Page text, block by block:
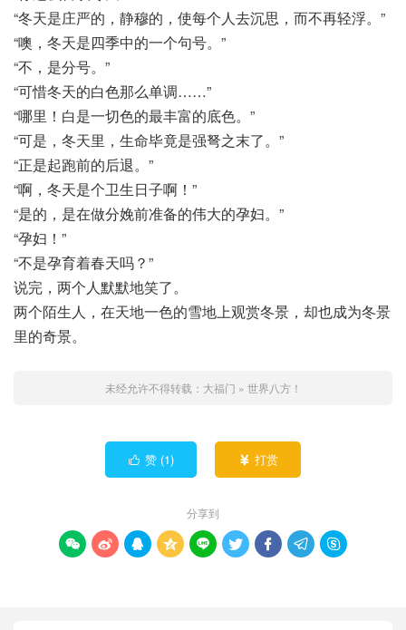
“冬天是庄严的，静穆的，使每个人去沉思，而不再轻浮。”
“噢，冬天是四季中的一个句号。”
“不，是分号。”
“可惜冬天的白色那么单调……”
“哪里！白是一切色的最丰富的底色。”
“可是，冬天里，生命毕竟是强弩之末了。”
“正是起跑前的后退。”
“啊，冬天是个卫生日子啊！”
“是的，是在做分娩前准备的伟大的孕妇。”
“孕妇！”
“不是孕育着春天吗？”
说完，两个人默默地笑了。
两个陌生人，在天地一色的雪地上观赏冬景，却也成为冬景
里的奇景。
未经允许不得转载： 大福门 » 世界八方！
 赞 (1)  打赏
分享到
        